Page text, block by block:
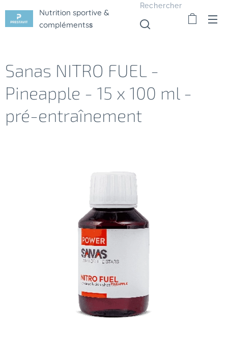
Nutrition sportive &
complémentss
Rechercher
Sanas NITRO FUEL -
Pineapple - 15 x 100 ml -
pré-entraînement